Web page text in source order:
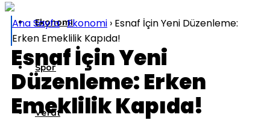
Ekonomi
Spor
Vefat
Ana Sayfa›Ekonomi › Esnaf İçin Yeni Düzenleme:
Erken Emeklilik Kapıda!
Esnaf İçin Yeni
Düzenleme: Erken
Emeklilik Kapıda!